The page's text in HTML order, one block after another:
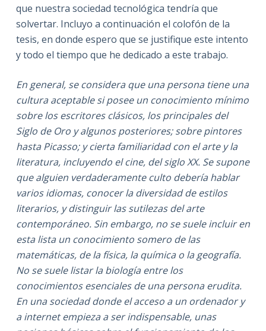
que nuestra sociedad tecnológica tendría que
solvertar. Incluyo a continuación el colofón de la
tesis, en donde espero que se justifique este intento
y todo el tiempo que he dedicado a este trabajo.
En general, se considera que una persona tiene una
cultura aceptable si posee un conocimiento mínimo
sobre los escritores clásicos, los principales del
Siglo de Oro y algunos posteriores; sobre pintores
hasta Picasso; y cierta familiaridad con el arte y la
literatura, incluyendo el cine, del siglo XX. Se supone
que alguien verdaderamente culto debería hablar
varios idiomas, conocer la diversidad de estilos
literarios, y distinguir las sutilezas del arte
contemporáneo. Sin embargo, no se suele incluir en
esta lista un conocimiento somero de las
matemáticas, de la física, la química o la geografía.
No se suele listar la biología entre los
conocimientos esenciales de una persona erudita.
En una sociedad donde el acceso a un ordenador y
a internet empieza a ser indispensable, unas